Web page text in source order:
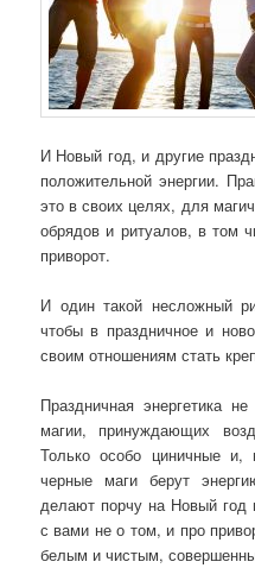
И Новый год, и другие
положительной энергии.
это в своих целях, для
обрядов и ритуалов, в том
приворот.
И один такой несложный
чтобы в праздничное и
своим отношениям стать
Праздничная энергетика
магии, принуждающих
Только особо циничные и,
черные маги берут
делают порчу на Новый
с вами не о том, и про
белым и чистым,